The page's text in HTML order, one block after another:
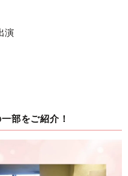
演
部をご紹介！